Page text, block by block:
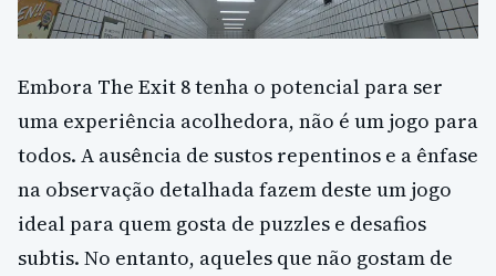
Embora The Exit 8 tenha o potencial para ser
uma experiência acolhedora, não é um jogo para
todos. A ausência de sustos repentinos e a ênfase
na observação detalhada fazem deste um jogo
ideal para quem gosta de puzzles e desafios
subtis. No entanto, aqueles que não gostam de